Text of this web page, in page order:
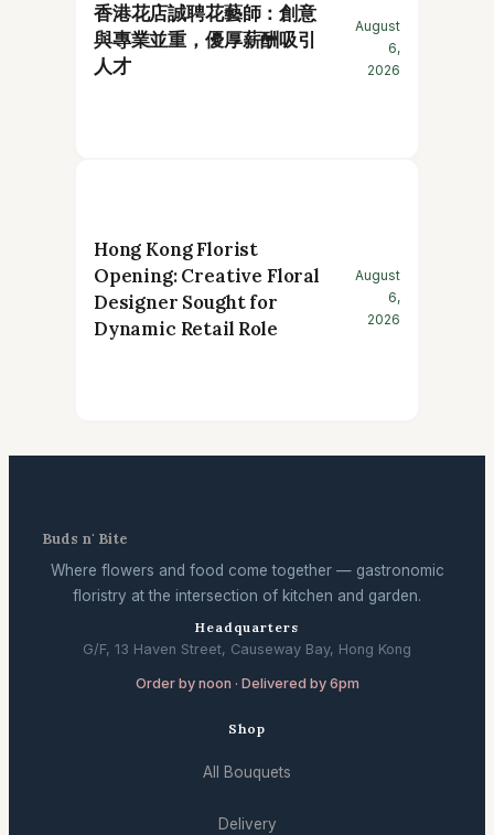
香港花店誠聘花藝師：創意
與專業並重，優厚薪酬吸引
人才
August
6,
2026
Hong Kong Florist
Opening: Creative Floral
Designer Sought for
Dynamic Retail Role
August
6,
2026
Buds n' Bite
Where flowers and food come together — gastronomic
floristry at the intersection of kitchen and garden.
Headquarters
G/F, 13 Haven Street, Causeway Bay, Hong Kong
Order by noon · Delivered by 6pm
Shop
All Bouquets
Delivery